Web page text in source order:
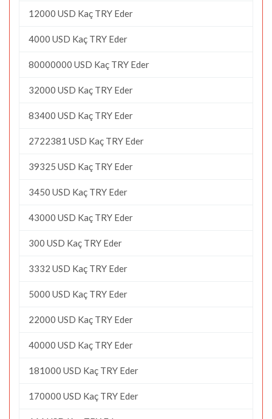
12000 USD Kaç TRY Eder
4000 USD Kaç TRY Eder
80000000 USD Kaç TRY Eder
32000 USD Kaç TRY Eder
83400 USD Kaç TRY Eder
2722381 USD Kaç TRY Eder
39325 USD Kaç TRY Eder
3450 USD Kaç TRY Eder
43000 USD Kaç TRY Eder
300 USD Kaç TRY Eder
3332 USD Kaç TRY Eder
5000 USD Kaç TRY Eder
22000 USD Kaç TRY Eder
40000 USD Kaç TRY Eder
181000 USD Kaç TRY Eder
170000 USD Kaç TRY Eder